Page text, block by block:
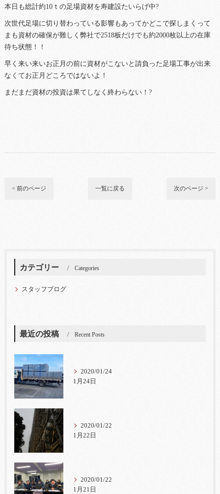
本日も総計約10ｔの足場資材を寿建設たいらげ中?
次世代足場に切り替わっている影響もあってかどこで探しまくって
まも資材の確保が難しく弊社で2518板だけでも約2000枚以上の在庫
待ち状態！！
早く来い来いお正月の前に資材がこないと請負った足場工事が出来
なくてお正月どころではないよ！
まだまだ資材の投資は果てしなく終わらない！?
< 前のページ 一覧に戻る 次のページ >
カテゴリー Categories
スタッフブログ
最近の投稿 Recent Posts
2020/01/24
1月24日
2020/01/22
1月22日
2020/01/22
1月21日